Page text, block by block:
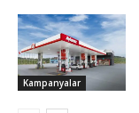
Kampanyalar